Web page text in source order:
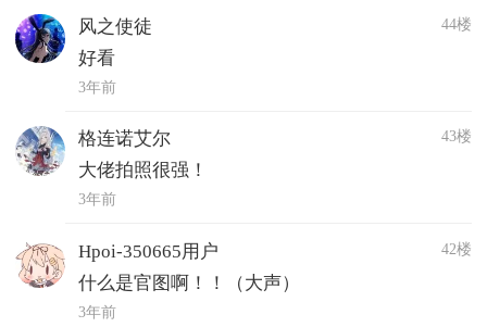
风之使徒 44楼
好看
3年前
格连诺艾尔 43楼
大佬拍照很强！
3年前
Hpoi-350665用户 42楼
什么是官图啊！！（大声）
3年前